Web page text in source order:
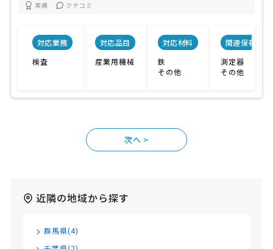
実績 クチコミ
対応業務
検査
対応品目
産業用機械
対応材料
鉄
その他
関連保有設備
測定器
その他
>
近隣の地域から探す
群馬県(4)